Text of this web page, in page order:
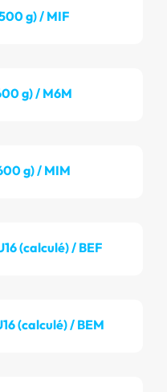
g) / MIF
g) / M6M
g) / MIM
(calculé) / BEF
(calculé) / BEM